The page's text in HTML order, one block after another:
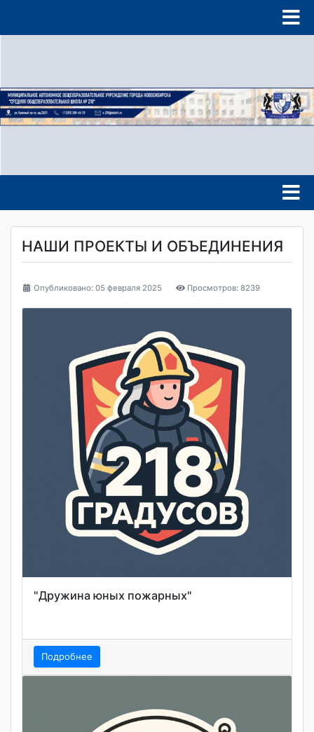
НАШИ ПРОЕКТЫ И ОБЪЕДИНЕНИЯ
Опубликовано: 05 февраля 2025 Просмотров: 8239
"Дружина юных пожарных"
Подробнее